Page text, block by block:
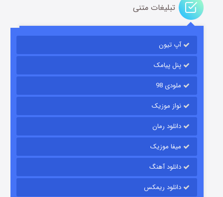
باب اسفنجی فصل ۱۷
قسمت6 (زیرنویس) منتشر شد
قسمت15 (دوبله) منتشر شد
تبلیغات متنی
آپ تیون
پنل پیامک
ملودی 98
نواز موزیک
دانلود رمان
میفا موزیک
دانلود آهنگ
دانلود ریمکس